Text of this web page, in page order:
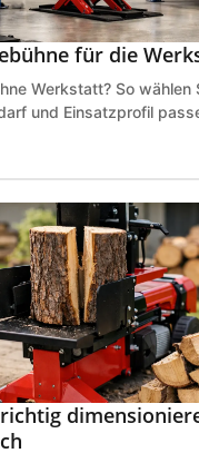
für die
Werkstatt? So wählen
und Einsatzprofil